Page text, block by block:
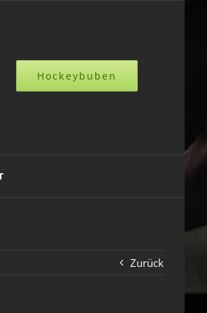
Hockeybuben
Zurück